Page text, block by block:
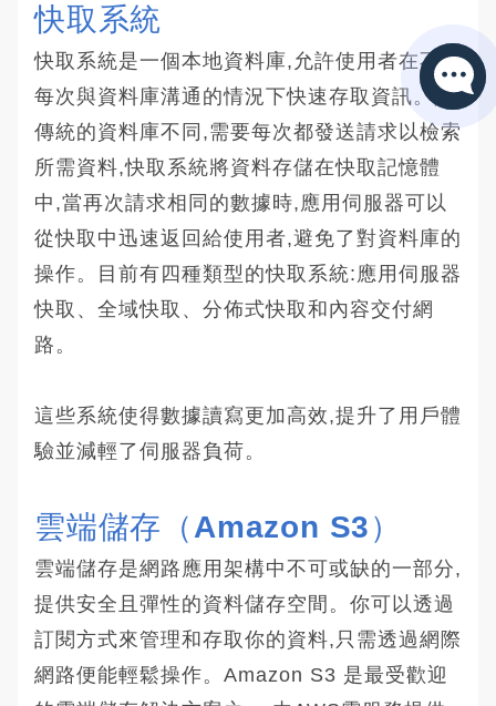
快取系統
快取系統是一個本地資料庫,允許使用者在不必
每次與資料庫溝通的情況下快速存取資訊。與
傳統的資料庫不同,需要每次都發送請求以檢索
所需資料,快取系統將資料存儲在快取記憶體
中,當再次請求相同的數據時,應用伺服器可以
從快取中迅速返回給使用者,避免了對資料庫的
操作。目前有四種類型的快取系統:應用伺服器
快取、全域快取、分佈式快取和內容交付網
路。
這些系統使得數據讀寫更加高效,提升了用戶體
驗並減輕了伺服器負荷。
雲端儲存（Amazon S3）
雲端儲存是網路應用架構中不可或缺的一部分,
提供安全且彈性的資料儲存空間。你可以透過
訂閱方式來管理和存取你的資料,只需透過網際
網路便能輕鬆操作。Amazon S3 是最受歡迎